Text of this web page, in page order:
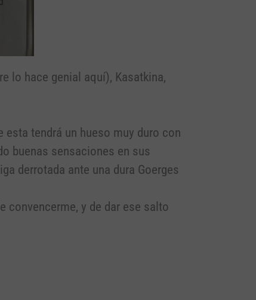
lo hace genial aquí), Kasatkina,
esta tendrá un hueso muy duro con
buenas sensaciones en sus
derrotada ante una dura Goerges
convencerme, y de dar ese salto